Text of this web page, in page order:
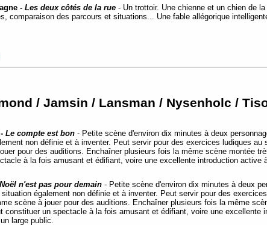
- Les deux côtés de la rue - Un trottoir. Une chienne et un chien de
comparaison des parcours et situations... Une fable allégorique
/ Jamsin / Lansman / Nysenholc /
Le compte est bon - Petite scène d'environ dix minutes à deux
non définie et à inventer. Peut servir pour des exercices ludiques au
pour des auditions. Enchaîner plusieurs fois la même scène montée
à la fois amusant et édifiant, voire une excellente introduction active
Noël n'est pas pour demain - Petite scène d'environ dix minutes à deux
également non définie et à inventer. Peut servir pour des
scène à jouer pour des auditions. Enchaîner plusieurs fois la même
constituer un spectacle à la fois amusant et édifiant, voire une excellente
large public.